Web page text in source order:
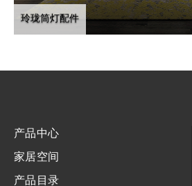
玲珑筒灯配件
产品中心
家居空间
产品目录